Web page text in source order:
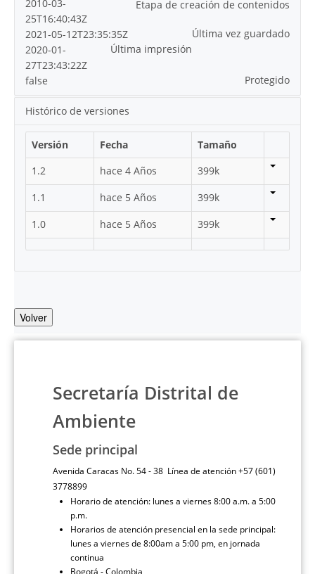
Etapa de creación de contenidos
2010-03-
25T16:40:43Z
Última vez guardado
2021-05-12T23:35:35Z
Última impresión
2020-01-
27T23:43:22Z
Protegido
false
Histórico de versiones
Versión Fecha
Tamaño
1.2
hace 4 Años
399k
1.1
hace 5 Años
399k
1.0
hace 5 Años 399k
Volver
Secretaría Distrital de
Ambiente
Sede principal
Avenida Caracas No. 54 - 38 Línea de atención +57 (601)
3778899
Horario de atención: lunes a viernes 8:00 a.m. a 5:00
p.m.
Horarios de atención presencial en la sede principal:
lunes a viernes de 8:00am a 5:00 pm, en jornada
continua
Bogotá - Colombia